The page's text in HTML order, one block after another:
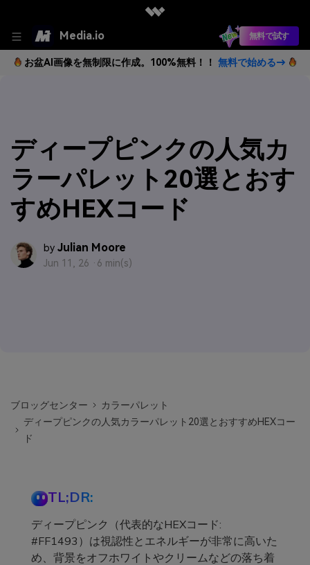
Media.io 無料で試す
お盆AI画像を無制限に作成。100%無料！！ 無料で始める→
ディープピンクの人気カ
ラーパレット20選とおす
すめHEXコード
by Julian Moore
Jun 11, 26 · 6 min(s)
ブロッグセンター
カラーパレット
ディープピンクの人気カラーパレット20選とおすすめHEXコー
ド
TL;DR:
ディープピンク（代表的なHEXコード:
#FF1493）は視認性とエネルギーが非常に高いた
め、背景をオフホワイトやクリームなどの落ち着